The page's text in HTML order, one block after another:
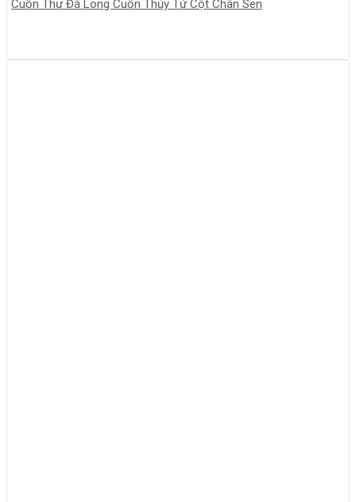
Cuốn Thư Đá Long Cuốn Thủy Tứ Cột Chân Sen